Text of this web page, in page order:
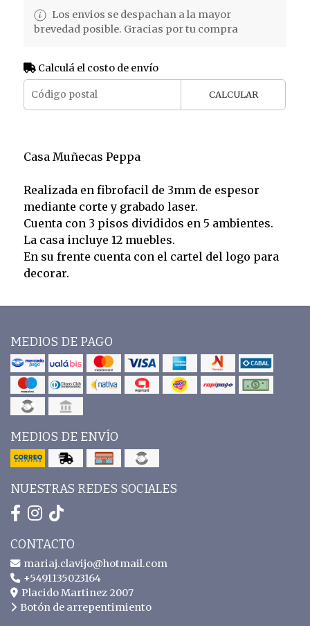
Los envios se despachan a la mayor
brevedad posible. Gracias por tu compra
Calculá el costo de envío
CALCULAR
Casa Muñecas Peppa
Realizada en fibrofacil de 3mm de espesor
mediante corte y grabado laser.
Cuenta con 3 pisos divididos en 5 ambientes.
La casa incluye 12 muebles.
En su frente cuenta con el cartel del logo para
decorar.
MEDIOS DE PAGO
MEDIOS DE ENVÍO
NUESTRAS REDES SOCIALES
CONTACTO
mariaj.clavijo@hotmail.com
+5491135023164
Placido Martinez 2007
Botón de arrepentimiento